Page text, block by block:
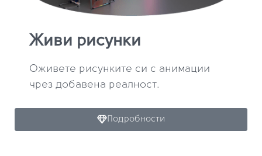
Живи рисунки
Оживете рисунките си с анимации
чрез добавена реалност.
Подробности